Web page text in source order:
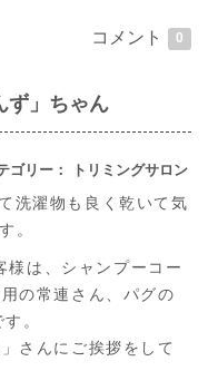
コメント 0
ず」ちゃん
リー： トリミングサロン
洗濯物も良く乾いて気
。
は、シャンプーコー
の常連さん、パグの
。
さんにご挨拶をして